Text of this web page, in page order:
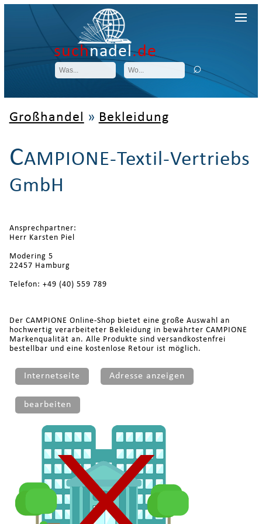
suchnadel.de
Großhandel » Bekleidung
CAMPIONE-Textil-Vertriebs
GmbH
Ansprechpartner:
Herr Karsten Piel
Modering 5
22457 Hamburg
Telefon: +49 (40) 559 789
Der CAMPIONE Online-Shop bietet eine große Auswahl an
hochwertig verarbeiteter Bekleidung in bewährter CAMPIONE
Markenqualität an. Alle Produkte sind versandkostenfrei
bestellbar und eine kostenlose Retour ist möglich.
Internetseite Adresse anzeigen
bearbeiten